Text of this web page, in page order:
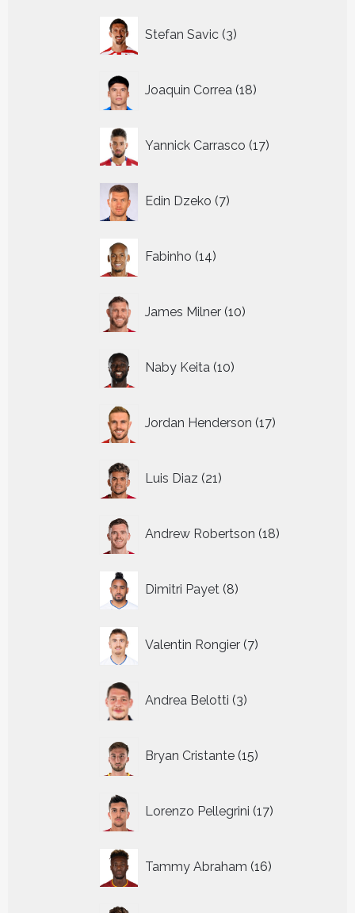
Stefan Savic 3
producten
Joaquin Correa 18
producten
Yannick Carrasco 17
producten
Edin Dzeko 7
producten
Fabinho 14
producten
James Milner 10
producten
Naby Keita 10
producten
Jordan Henderson 17
producten
Luis Diaz 21
producten
Andrew Robertson 18
producten
Dimitri Payet 8
producten
Valentin Rongier 7
producten
Andrea Belotti 3
producten
Bryan Cristante 15
producten
Lorenzo Pellegrini 17
producten
Tammy Abraham 16
producten